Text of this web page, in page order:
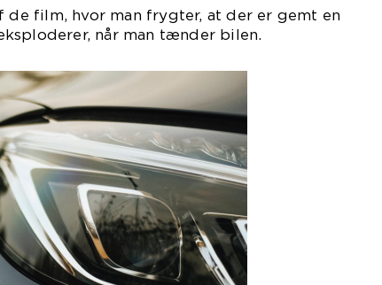
de film, hvor man frygter, at der er gemt en
når man tænder bilen.